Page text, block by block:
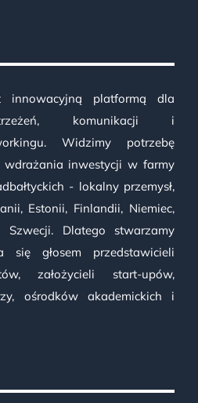
innowacyjną platformą dla
komunikacji i
Widzimy potrzebę
wdrażania inwestycji w farmy
- lokalny przemysł,
Estonii, Finlandii, Niemiec,
Dlatego stwarzamy
się głosem przedstawicieli
założycieli start-upów,
ośrodków akademickich i